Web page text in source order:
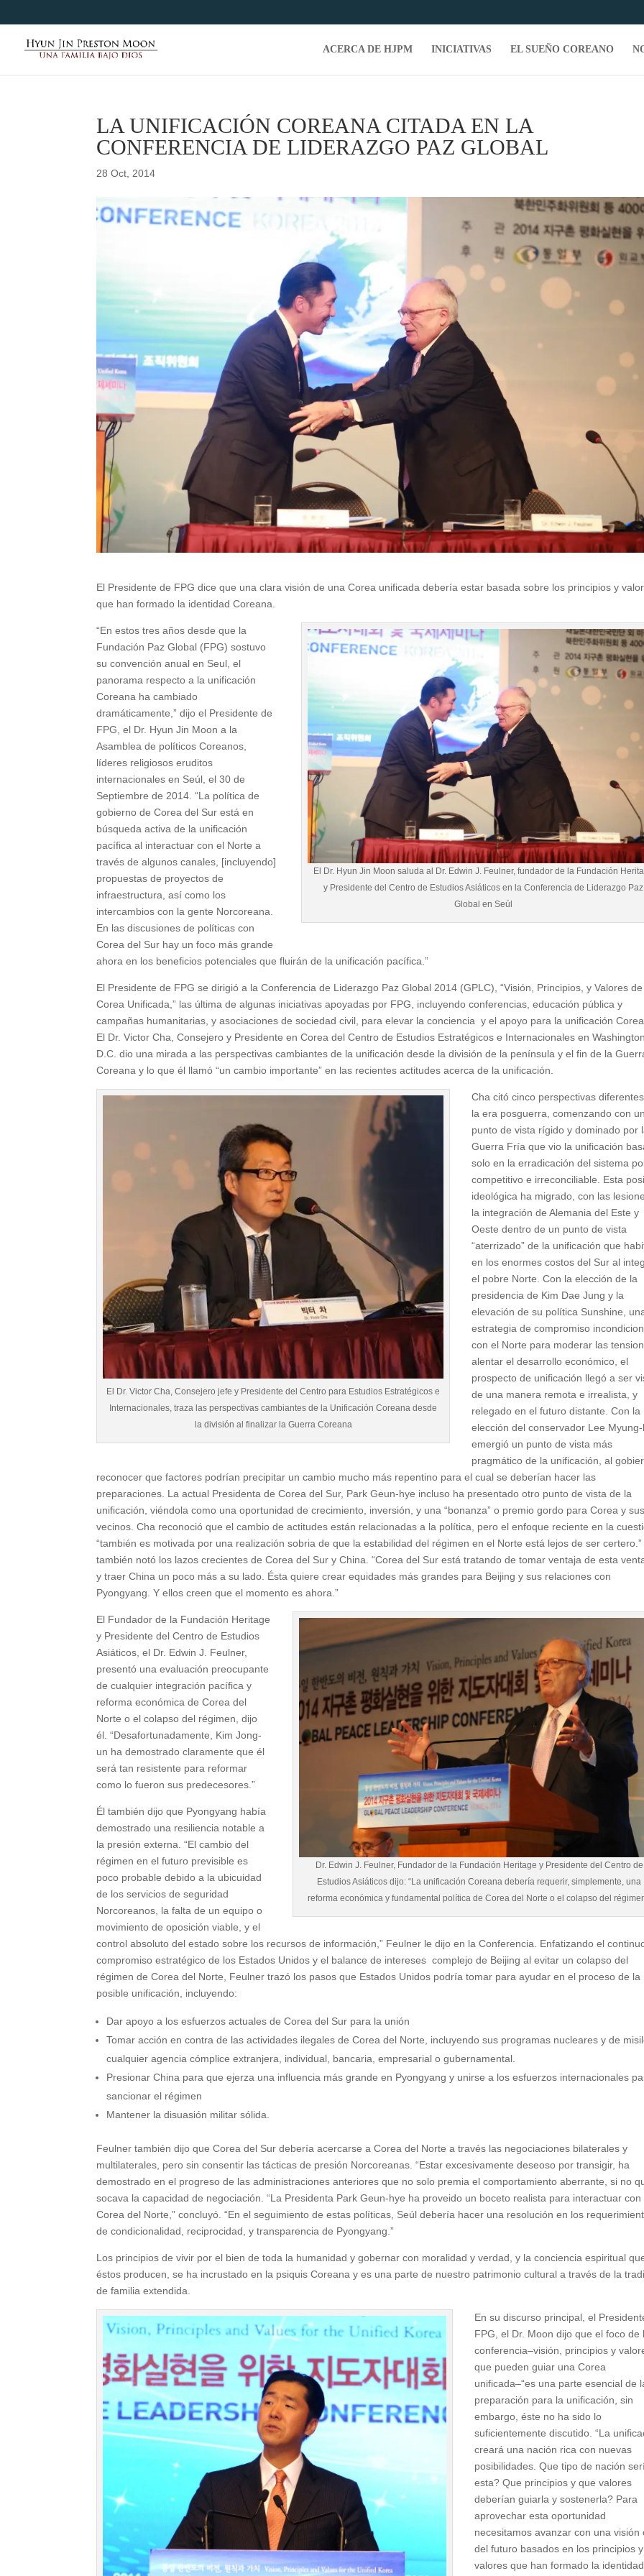
ACERCA DE HJPM INICIATIVAS EL SUEÑO COREANO
LA UNIFICACIÓN COREANA CITADA EN LA
CONFERENCIA DE LIDERAZGO PAZ GLOBAL
28 Oct, 2014
El Presidente de FPG dice que una clara visión de una Corea unificada debería estar basada sobre los principios y
que han formado la identidad Coreana.
El Dr. Hyun Jin Moon saluda al Dr. Edwin J. Feulner, fundador de la Fundación
y Presidente del Centro de Estudios Asiáticos en la Conferencia de Liderazgo Paz
Global en Seúl
“En estos tres años desde que la
Fundación Paz Global (FPG) sostuvo
su convención anual en Seul, el
panorama respecto a la unificación
Coreana ha cambiado
dramáticamente,” dijo el Presidente de
FPG, el Dr. Hyun Jin Moon a la
Asamblea de políticos Coreanos,
líderes religiosos eruditos
internacionales en Seúl, el 30 de
Septiembre de 2014. “La política de
gobierno de Corea del Sur está en
búsqueda activa de la unificación
pacífica al interactuar con el Norte a
través de algunos canales, [incluyendo]
propuestas de proyectos de
infraestructura, así como los
intercambios con la gente Norcoreana.
En las discusiones de políticas con
Corea del Sur hay un foco más grande
ahora en los beneficios potenciales que fluirán de la unificación pacífica.”
El Presidente de FPG se dirigió a la Conferencia de Liderazgo Paz Global 2014 (GPLC), “Visión, Principios, y Valores
Corea Unificada,” las última de algunas iniciativas apoyadas por FPG, incluyendo conferencias, educación pública y
campañas humanitarias, y asociaciones de sociedad civil, para elevar la conciencia y el apoyo para la unificación
El Dr. Victor Cha, Consejero y Presidente en Corea del Centro de Estudios Estratégicos e Internacionales en
D.C. dio una mirada a las perspectivas cambiantes de la unificación desde la división de la península y el fin de la
Coreana y lo que él llamó “un cambio importante” en las recientes actitudes acerca de la unificación.
El Dr. Victor Cha, Consejero jefe y Presidente del Centro para Estudios Estratégicos e
Internacionales, traza las perspectivas cambiantes de la Unificación Coreana desde
la división al finalizar la Guerra Coreana
Cha citó cinco perspectivas
la era posguerra, comenzando con
punto de vista rígido y dominado por
Guerra Fría que vio la unificación
solo en la erradicación del sistema
competitivo e irreconciliable. Esta
ideológica ha migrado, con las
la integración de Alemania del Este y
Oeste dentro de un punto de vista
“aterrizado” de la unificación que
en los enormes costos del Sur al
el pobre Norte. Con la elección de la
presidencia de Kim Dae Jung y la
elevación de su política Sunshine,
estrategia de compromiso
con el Norte para moderar las
alentar el desarrollo económico, el
prospecto de unificación llegó a ser
de una manera remota e irrealista, y
relegado en el futuro distante. Con la
elección del conservador Lee
emergió un punto de vista más
pragmático de la unificación, al
reconocer que factores podrían precipitar un cambio mucho más repentino para el cual se deberían hacer las
preparaciones. La actual Presidenta de Corea del Sur, Park Geun-hye incluso ha presentado otro punto de vista de la
unificación, viéndola como una oportunidad de crecimiento, inversión, y una “bonanza” o premio gordo para Corea y
vecinos. Cha reconoció que el cambio de actitudes están relacionadas a la política, pero el enfoque reciente en la
“también es motivada por una realización sobria de que la estabilidad del régimen en el Norte está lejos de ser certero.”
también notó los lazos crecientes de Corea del Sur y China. “Corea del Sur está tratando de tomar ventaja de esta
y traer China un poco más a su lado. Ésta quiere crear equidades más grandes para Beijing y sus relaciones con
Pyongyang. Y ellos creen que el momento es ahora.”
Dr. Edwin J. Feulner, Fundador de la Fundación Heritage y Presidente del Centro de
Estudios Asiáticos dijo: “La unificación Coreana debería requerir, simplemente, una
reforma económica y fundamental política de Corea del Norte o el colapso del
El Fundador de la Fundación Heritage
y Presidente del Centro de Estudios
Asiáticos, el Dr. Edwin J. Feulner,
presentó una evaluación preocupante
de cualquier integración pacífica y
reforma económica de Corea del
Norte o el colapso del régimen, dijo
él. “Desafortunadamente, Kim Jong-
un ha demostrado claramente que él
será tan resistente para reformar
como lo fueron sus predecesores.”
Él también dijo que Pyongyang había
demostrado una resiliencia notable a
la presión externa. “El cambio del
régimen en el futuro previsible es
poco probable debido a la ubicuidad
de los servicios de seguridad
Norcoreanos, la falta de un equipo o
movimiento de oposición viable, y el
control absoluto del estado sobre los recursos de información,” Feulner le dijo en la Conferencia. Enfatizando el
compromiso estratégico de los Estados Unidos y el balance de intereses complejo de Beijing al evitar un colapso del
régimen de Corea del Norte, Feulner trazó los pasos que Estados Unidos podría tomar para ayudar en el proceso de la
posible unificación, incluyendo:
Dar apoyo a los esfuerzos actuales de Corea del Sur para la unión
Tomar acción en contra de las actividades ilegales de Corea del Norte, incluyendo sus programas nucleares y de
cualquier agencia cómplice extranjera, individual, bancaria, empresarial o gubernamental.
Presionar China para que ejerza una influencia más grande en Pyongyang y unirse a los esfuerzos internacionales
sancionar el régimen
Mantener la disuasión militar sólida.
Feulner también dijo que Corea del Sur debería acercarse a Corea del Norte a través las negociaciones bilaterales y
multilaterales, pero sin consentir las tácticas de presión Norcoreanas. “Estar excesivamente deseoso por transigir, ha
demostrado en el progreso de las administraciones anteriores que no solo premia el comportamiento aberrante, si no
socava la capacidad de negociación. “La Presidenta Park Geun-hye ha proveido un boceto realista para interactuar con
Corea del Norte,” concluyó. “En el seguimiento de estas políticas, Seúl debería hacer una resolución en los
de condicionalidad, reciprocidad, y transparencia de Pyongyang.”
Los principios de vivir por el bien de toda la humanidad y gobernar con moralidad y verdad, y la conciencia espiritual
éstos producen, se ha incrustado en la psiquis Coreana y es una parte de nuestro patrimonio cultural a través de la
de familia extendida.
En su discurso principal, el
FPG, el Dr. Moon dijo que el foco de
conferencia–visión, principios y
que pueden guiar una Corea
unificada–“es una parte esencial de
preparación para la unificación, sin
embargo, éste no ha sido lo
suficientemente discutido. “La
creará una nación rica con nuevas
posibilidades. Que tipo de nación
esta? Que principios y que valores
deberían guiarla y sostenerla? Para
aprovechar esta oportunidad
necesitamos avanzar con una visión
del futuro basados en los principios y
valores que han formado la identidad